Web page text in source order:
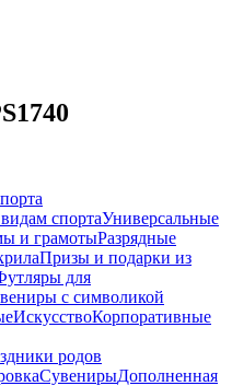
спортаУниверсальные
и грамотыРазрядные
Призы и подарки из
для
с символикой
ИскусствоКорпоративные
родов
СувенирыДополненная